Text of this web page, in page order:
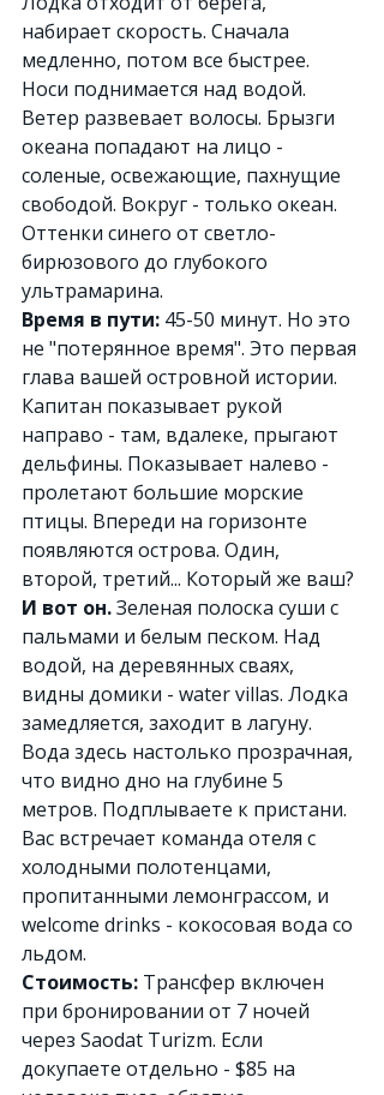
набирает скорость. Сначала
медленно, потом все быстрее.
Носи поднимается над водой.
Ветер развевает волосы. Брызги
океана попадают на лицо -
соленые, освежающие, пахнущие
свободой. Вокруг - только океан.
Оттенки синего от светло-
бирюзового до глубокого
ультрамарина.
Время в пути: 45-50 минут. Но это
не "потерянное время". Это первая
глава вашей островной истории.
Капитан показывает рукой
направо - там, вдалеке, прыгают
дельфины. Показывает налево -
пролетают большие морские
птицы. Впереди на горизонте
появляются острова. Один,
второй, третий... Который же ваш?
И вот он. Зеленая полоска суши с
пальмами и белым песком. Над
водой, на деревянных сваях,
видны домики - water villas. Лодка
замедляется, заходит в лагуну.
Вода здесь настолько прозрачная,
что видно дно на глубине 5
метров. Подплываете к пристани.
Вас встречает команда отеля с
холодными полотенцами,
пропитанными лемонграссом, и
welcome drinks - кокосовая вода со
льдом.
Стоимость: Трансфер включен
при бронировании от 7 ночей
через Saodat Turizm. Если
докупаете отдельно - $85 на